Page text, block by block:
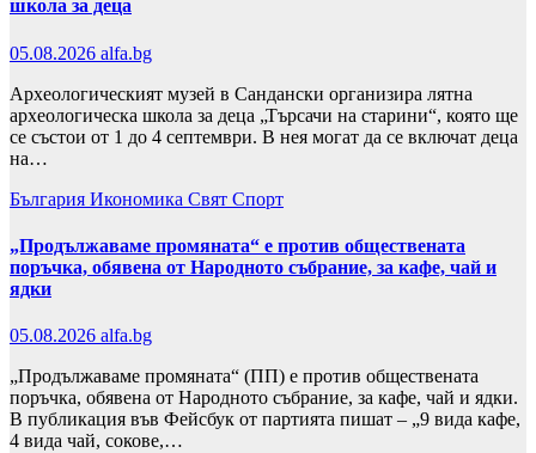
школа за деца
05.08.2026 alfa.bg
Археологическият музей в Сандански организира лятна
археологическа школа за деца „Търсачи на старини“, която ще
се състои от 1 до 4 септември. В нея могат да се включат деца
на…
България Икономика Свят Спорт
„Продължаваме промяната“ е против обществената
поръчка, обявена от Народното събрание, за кафе, чай и
ядки
05.08.2026 alfa.bg
„Продължаваме промяната“ (ПП) е против обществената
поръчка, обявена от Народното събрание, за кафе, чай и ядки.
В публикация във Фейсбук от партията пишат – „9 вида кафе,
4 вида чай, сокове,…